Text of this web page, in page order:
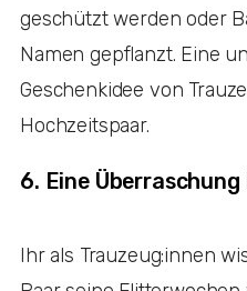
geschützt werden oder
Namen gepflanzt. Eine
Geschenkidee von
Hochzeitspaar.
6. Eine
Ihr als Trauzeug:innen